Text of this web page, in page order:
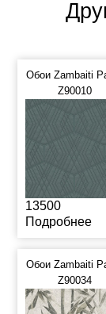
Обои Zambaiti
Z90010
13500
Подробнее
Обои Zambaiti
Z90034